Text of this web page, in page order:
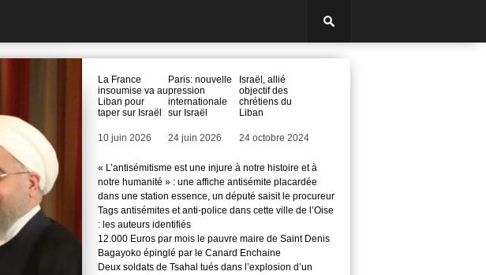
La France
insoumise va au
Liban pour
taper sur Israël
Date
10 juin 2026
Paris: nouvelle
pression
internationale
sur Israël
Date
24 juin 2026
Israël, allié
objectif des
chrétiens du
Liban
Date
24 octobre 2024
« L’antisémitisme est une injure à notre histoire et à
notre humanité » : une affiche antisémite placardée
dans une station essence, un député saisit le procureur
Tags antisémites et anti-police dans cette ville de l’Oise
: les auteurs identifiés
12.000 Euros par mois le pauvre maire de Saint Denis
Bagayoko épinglé par le Canard Enchaine
Deux soldats de Tsahal tués dans l’explosion d’un